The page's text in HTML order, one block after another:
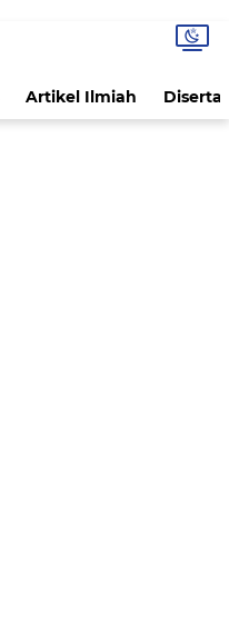
Artikel Ilmiah